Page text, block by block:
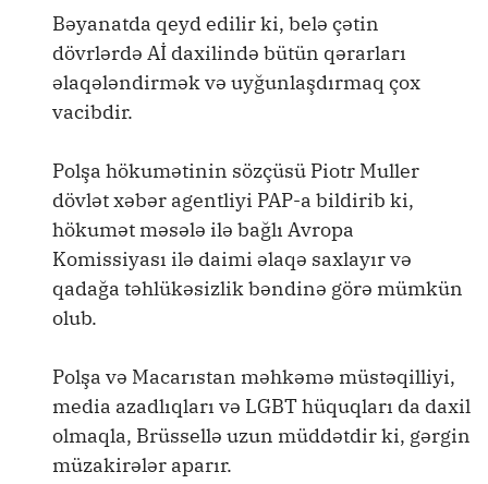
Bəyanatda qeyd edilir ki, belə çətin
dövrlərdə Aİ daxilində bütün qərarları
əlaqələndirmək və uyğunlaşdırmaq çox
vacibdir.
Polşa hökumətinin sözçüsü Piotr Muller
dövlət xəbər agentliyi PAP-a bildirib ki,
hökumət məsələ ilə bağlı Avropa
Komissiyası ilə daimi əlaqə saxlayır və
qadağa təhlükəsizlik bəndinə görə mümkün
olub.
Polşa və Macarıstan məhkəmə müstəqilliyi,
media azadlıqları və LGBT hüquqları da daxil
olmaqla, Brüssellə uzun müddətdir ki, gərgin
müzakirələr aparır.